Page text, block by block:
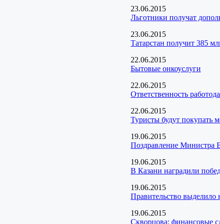
23.06.2015
Льготники получат
23.06.2015
Татарстан получит 385
22.06.2015
Бытовые онкоуслуги
22.06.2015
Ответственность
22.06.2015
Туристы будут покупать
19.06.2015
Поздравление Министра
19.06.2015
В Казани наградили
19.06.2015
Правительство выделило
19.06.2015
Скворцова: финансовые